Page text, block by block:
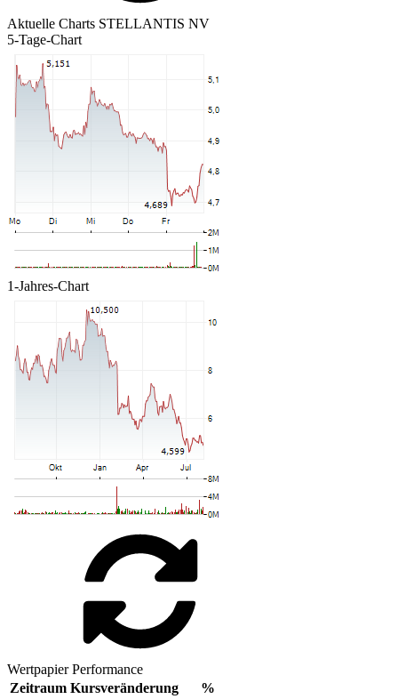
Aktuelle Charts STELLANTIS NV
5-Tage-Chart
1-Jahres-Chart
Wertpapier Performance
Zeitraum Kursveränderung
%